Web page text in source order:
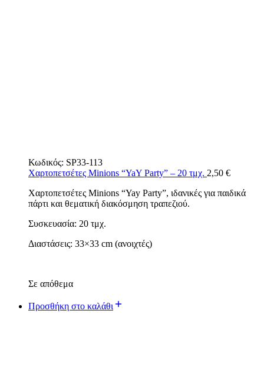
Κωδικός: SP33-113
Χαρτοπετσέτες Minions “YaY Party” – 20 τμχ. 2,50 €
Χαρτοπετσέτες Minions “Yay Party”, ιδανικές για παιδικά
πάρτι και θεματική διακόσμηση τραπεζιού.
Συσκευασία: 20 τμχ.
Διαστάσεις: 33×33 cm (ανοιχτές)
Σε απόθεμα
Προσθήκη στο καλάθι